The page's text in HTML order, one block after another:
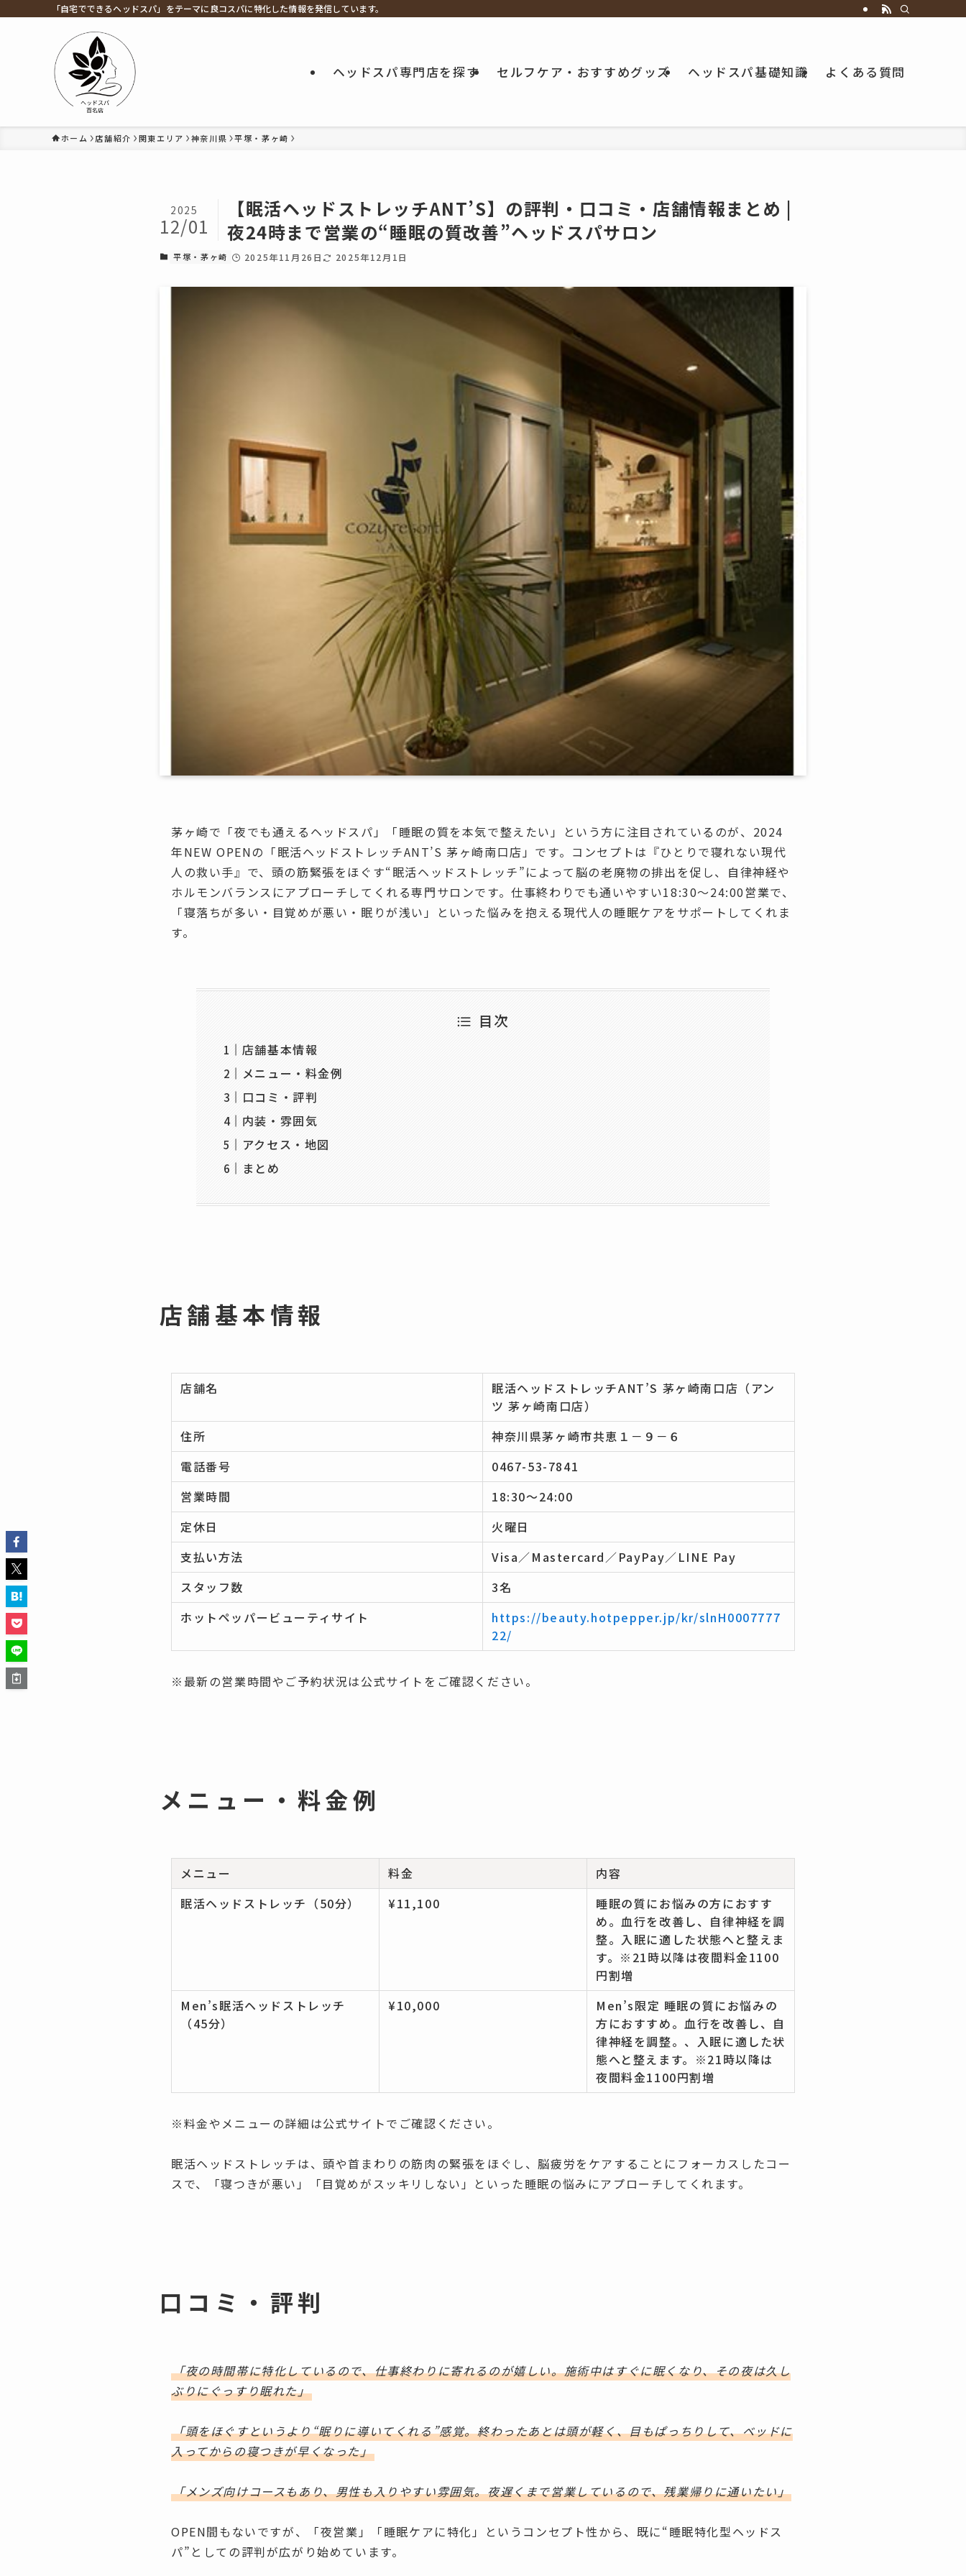
「自宅でできるヘッドスパ」をテーマに良コスパに特化した情報を発信しています。
ヘッドスパ専門店を探す セルフケア・おすすめグッズ ヘッドスパ基礎知識 よくある質問
ホーム 店舗紹介 関東エリア 神奈川県 平塚・茅ヶ崎
【眠活ヘッドストレッチANT’S】の評判・口コミ・店舗情報まとめ |
夜24時まで営業の“睡眠の質改善”ヘッドスパサロン
2025
12/01
平塚・茅ヶ崎 2025年11月26日 2025年12月1日
茅ヶ崎で「夜でも通えるヘッドスパ」「睡眠の質を本気で整えたい」という方に注目されているのが、2024
年NEW OPENの「眠活ヘッドストレッチANT’S 茅ヶ崎南口店」です。コンセプトは『ひとりで寝れない現代
人の救い手』で、頭の筋緊張をほぐす“眠活ヘッドストレッチ”によって脳の老廃物の排出を促し、自律神経や
ホルモンバランスにアプローチしてくれる専門サロンです。仕事終わりでも通いやすい18:30〜24:00営業で、
「寝落ちが多い・目覚めが悪い・眠りが浅い」といった悩みを抱える現代人の睡眠ケアをサポートしてくれま
す。
目次
店舗基本情報
メニュー・料金例
口コミ・評判
内装・雰囲気
アクセス・地図
まとめ
店舗基本情報
店舗名
眠活ヘッドストレッチANT’S 茅ヶ崎南口店（アン
ツ 茅ヶ崎南口店）
住所
神奈川県茅ヶ崎市共恵１－９－６
電話番号
0467-53-7841
営業時間
18:30～24:00
定休日
火曜日
支払い方法
Visa／Mastercard／PayPay／LINE Pay
スタッフ数
3名
ホットペッパービューティサイト
https://beauty.hotpepper.jp/kr/slnH0007777
22/
※最新の営業時間やご予約状況は公式サイトをご確認ください。
メニュー・料金例
メニュー 料金
内容
眠活ヘッドストレッチ（50分）
¥11,100
睡眠の質にお悩みの方におすす
め。血行を改善し、自律神経を調
整。入眠に適した状態へと整えま
す。※21時以降は夜間料金1100
円割増
Men’s眠活ヘッドストレッチ
（45分）
¥10,000
Men’s限定 睡眠の質にお悩みの
方におすすめ。血行を改善し、自
律神経を調整。、入眠に適した状
態へと整えます。※21時以降は
夜間料金1100円割増
※料金やメニューの詳細は公式サイトでご確認ください。
眠活ヘッドストレッチは、頭や首まわりの筋肉の緊張をほぐし、脳疲労をケアすることにフォーカスしたコー
スで、「寝つきが悪い」「目覚めがスッキリしない」といった睡眠の悩みにアプローチしてくれます。
口コミ・評判
「夜の時間帯に特化しているので、仕事終わりに寄れるのが嬉しい。施術中はすぐに眠くなり、その夜は久し
ぶりにぐっすり眠れた」
「頭をほぐすというより“眠りに導いてくれる”感覚。終わったあとは頭が軽く、目もぱっちりして、ベッドに
入ってからの寝つきが早くなった」
「メンズ向けコースもあり、男性も入りやすい雰囲気。夜遅くまで営業しているので、残業帰りに通いたい」
OPEN間もないですが、「夜営業」「睡眠ケアに特化」というコンセプト性から、既に“睡眠特化型ヘッドス
パ”としての評判が広がり始めています。